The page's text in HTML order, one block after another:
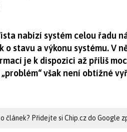
nabízí systém celou řadu
o stavu a výkonu systému. V
je k dispozici až příliš
však není obtížné
článek? Přidejte si Chip.cz do Google